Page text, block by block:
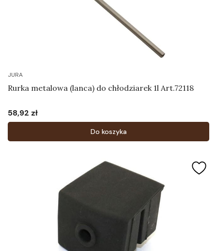
JURA
Rurka metalowa (lanca) do chłodziarek 1l Art.72118
Cena
58,92 zł
Do koszyka